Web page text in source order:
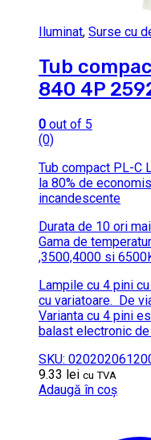
Iluminat, Surse cu
Tub
840 4P
0 out of 5
(0)
Tub compact PL-C
la 80% de
incandescente
Durata de 10 ori
Gama de
,3500,4000 si
Lampile cu 4 pini
cu variatoare.
De
Varianta cu 4 pini
balast electronic
SKU:
9.33 lei cu TVA
Adaugă în coș